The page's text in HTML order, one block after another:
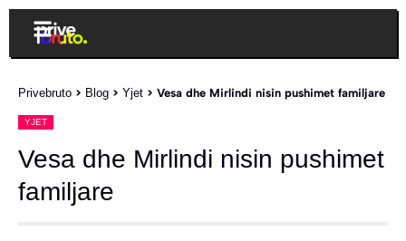
Privebruto > Blog > Yjet > Vesa dhe Mirlindi nisin pushimet familjare
YJET
Vesa dhe Mirlindi nisin pushimet
familjare